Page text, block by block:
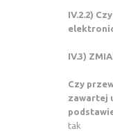
IV.2.2)
IV.3)
Czy
zawartej
tak